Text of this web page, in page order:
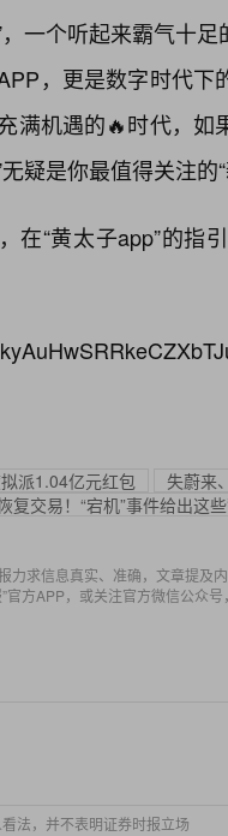
，一个听起来霸气十
，更是数字时代
满机遇的🔥时代，
疑是你最值得关注的
在“黄太子app”的指
派1.04亿元红包
失蔚来
复交易！“宕机”事件给出这
力求信息真实、准确，文章提及
”官方APP，或关注官方微信公众
法，并不表明证券时报立场